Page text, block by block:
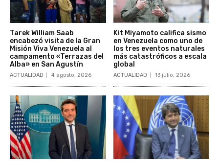
Tarek William Saab
encabezó visita de la Gran
Misión Viva Venezuela al
campamento «Terrazas del
Alba» en San Agustín
ACTUALIDAD 4 agosto, 2026
Kit Miyamoto califica sismo
en Venezuela como uno de
los tres eventos naturales
más catastróficos a escala
global
ACTUALIDAD 13 julio, 2026